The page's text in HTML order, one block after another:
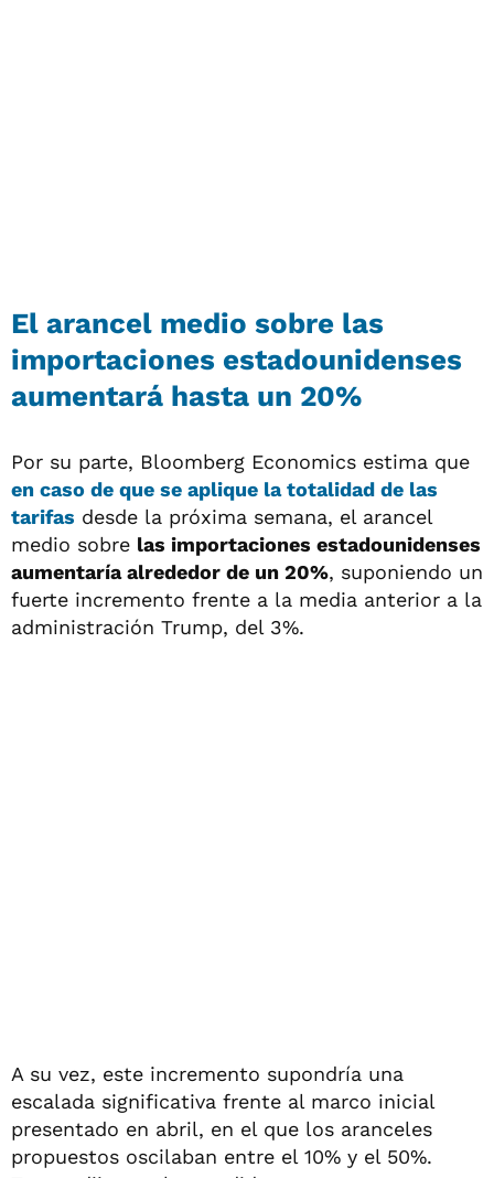
El arancel medio sobre las
importaciones estadounidenses
aumentará hasta un 20%
Por su parte, Bloomberg Economics estima que
en caso de que se aplique la totalidad de las
tarifas desde la próxima semana, el arancel
medio sobre las importaciones estadounidenses
aumentaría alrededor de un 20%, suponiendo un
fuerte incremento frente a la media anterior a la
administración Trump, del 3%.
A su vez, este incremento supondría una
escalada significativa frente al marco inicial
presentado en abril, en el que los aranceles
propuestos oscilaban entre el 10% y el 50%.